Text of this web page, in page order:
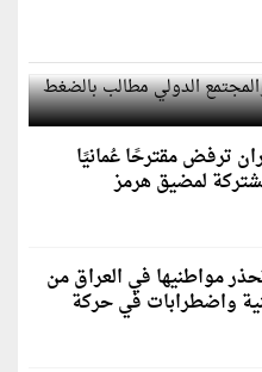
الدولي مطالب
ترفض مقترحًا عُمانيًا
لمضيق هرمز
مواطنيها في العراق من
واضطرابات في حركة